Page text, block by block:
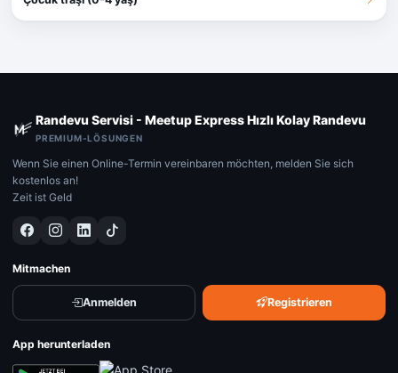
Randevu Servisi - Meetup Express Hızlı Kolay Randevu
PREMIUM-LÖSUNGEN
Wenn Sie einen Online-Termin vereinbaren möchten, melden Sie sich
kostenlos an!
Zeit ist Geld
Mitmachen
Anmelden Registrieren
App herunterladen